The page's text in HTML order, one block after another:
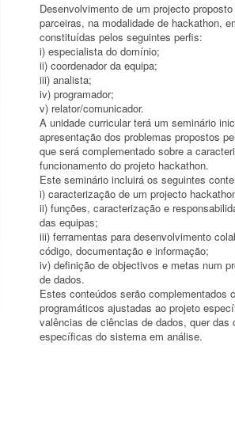
Desenvolvimento de um projecto
parceiras, na modalidade de hackathon,
constituídas pelos seguintes perfis:
i) especialista do domínio;
ii) coordenador da equipa;
iii) analista;
iv) programador;
v) relator/comunicador.
A unidade curricular terá um seminário
apresentação dos problemas propostos
que será complementado sobre a
funcionamento do projeto hackathon.
Este seminário incluirá os seguintes
i) caracterização de um projecto
ii) funções, caracterização e
das equipas;
iii) ferramentas para desenvolvimento
código, documentação e informação;
iv) definição de objectivos e metas num
de dados.
Estes conteúdos serão complementados
programáticos ajustadas ao projeto
valências de ciências de dados, quer das
específicas do sistema em análise.